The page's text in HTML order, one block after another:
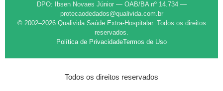
DPO: Ibsen Novaes Júnior — OAB/BA nº 14.734 —
protecaodedados@qualivida.com.br
© 2002–2026 Qualivida Saúde Extra-Hospitalar. Todos os direitos
reservados.
Política de PrivacidadeTermos de Uso
Todos os direitos reservados